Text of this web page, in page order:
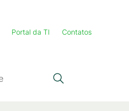
Portal da TI Contatos